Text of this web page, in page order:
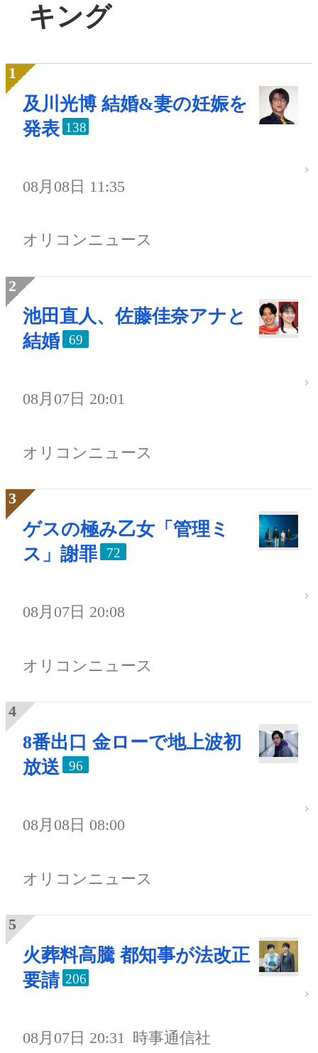
キング
及川光博 結婚&妻の妊娠を
発表 138
08月08日 11:35
オリコンニュース
池田直人、佐藤佳奈アナと
結婚
69
08月07日 20:01
オリコンニュース
ゲスの極み乙女「管理ミ
ス」謝罪
72
08月07日 20:08
オリコンニュース
8番出口 金ローで地上波初
放送
96
08月08日 08:00
オリコンニュース
火葬料高騰 都知事が法改正
要請 206
08月07日 20:31 時事通信社